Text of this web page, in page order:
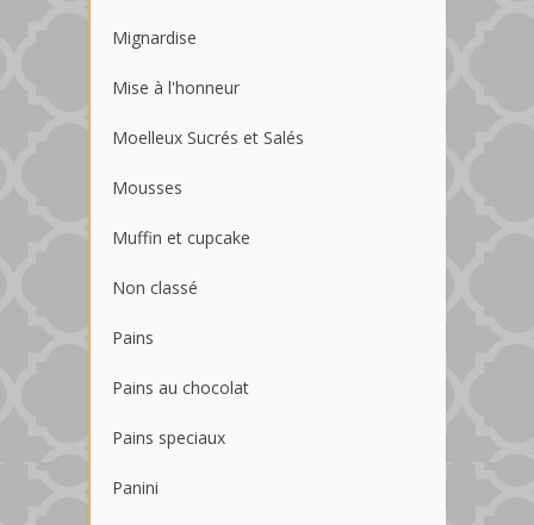
Mignardise
Mise à l'honneur
Moelleux Sucrés et Salés
Mousses
Muffin et cupcake
Non classé
Pains
Pains au chocolat
Pains speciaux
Panini